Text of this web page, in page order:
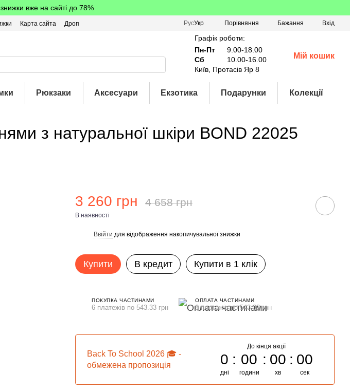
вже на сайті до 78%
Карта сайта
Дроп
РусУкр Порівняння Бажання Вхід
Графік роботи:
Пн-Пт
9.00-18.00
Сб
10.00-16.00
Київ, Протасів Яр 8
Мій кошик
Рюкзаки Аксесуари Екзотика Подарунки Колекції
з натуральної шкіри BOND 22025
3 260 грн 4 658 грн
В наявності
Ввійти для відображення накопичувальної знижки
Купити В кредит Купити в 1 клік
ПОКУПКА ЧАСТИНАМИ
6 платежів по 543.33 грн
ОПЛАТА ЧАСТИНАМИ
6 платежів по 543.33 грн
Back To School 2026 🎓 -
обмежена пропозиція
До кінця акції
0
дні
00
години
00
хв
00
сек